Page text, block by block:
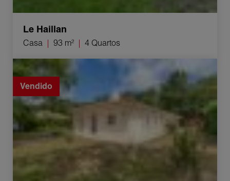
Le Haillan
Casa 93 m² 4 Quartos
Venda Casa Saint-Médard-en-Jalles 4 Quartos 107 m²
Vendido